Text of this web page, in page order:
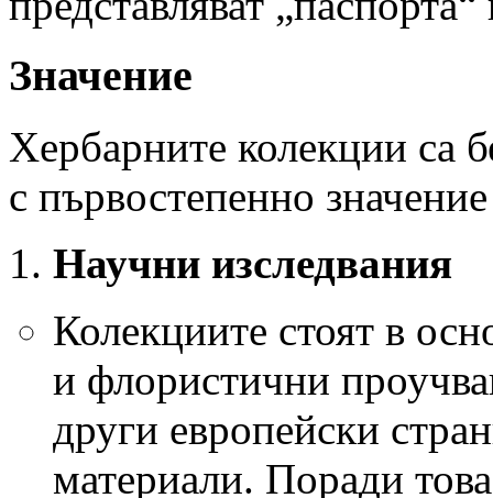
Значение
Хербарните колекции са
с първостепенно
Научни изследвания
Колекциите стоят в
и флористични
други европейски
материали. Поради